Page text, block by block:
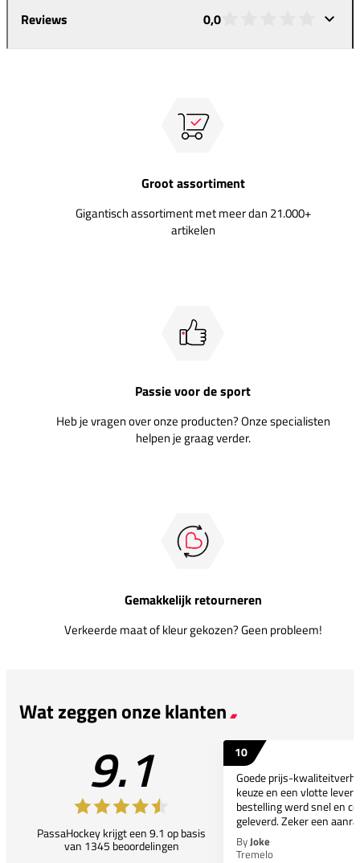
Reviews 0,0
Groot assortiment
Gigantisch assortiment met meer dan 21.000+
artikelen
Passie voor de sport
Heb je vragen over onze producten? Onze specialisten
helpen je graag verder.
Gemakkelijk retourneren
Verkeerde maat of kleur gekozen? Geen probleem!
Wat zeggen onze klanten
9.1
PassaHockey krijgt een 9.1 op basis
van 1345 beoordelingen
10
Goede prijs-
keuze en een vlotte
bestelling werd snel en
geleverd. Zeker een
ByJoke
Tremelo